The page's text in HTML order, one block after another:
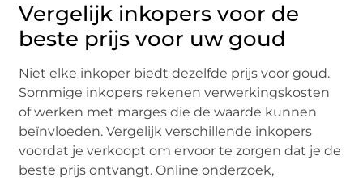
Vergelijk inkopers voor de
beste prijs voor uw goud
Niet elke inkoper biedt dezelfde prijs voor goud.
Sommige inkopers rekenen verwerkingskosten
of werken met marges die de waarde kunnen
beïnvloeden. Vergelijk verschillende inkopers
voordat je verkoopt om ervoor te zorgen dat je de
beste prijs ontvangt. Online onderzoek,